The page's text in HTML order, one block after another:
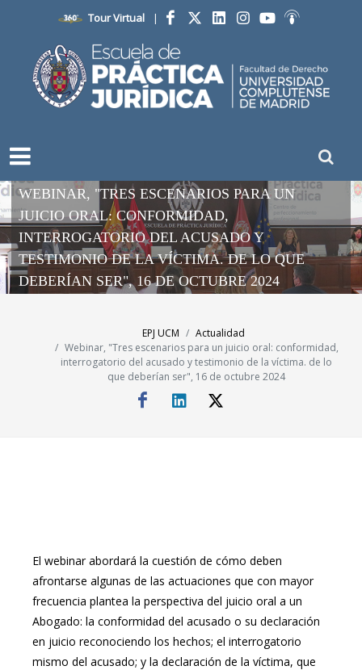
Tour Virtual |
Facebook
WEBINAR, "TRES ESCENARIOS PARA UN
JUICIO ORAL: CONFORMIDAD,
INTERROGATORIO DEL ACUSADO Y
TESTIMONIO DE LA VÍCTIMA. DE LO QUE
DEBERÍAN SER", 16 DE OCTUBRE 2024
EPJ UCM
Actualidad
Webinar, "Tres escenarios para un juicio oral: conformidad,
interrogatorio del acusado y testimonio de la víctima. de lo
que deberían ser", 16 de octubre 2024
El webinar abordará la cuestión de cómo deben
afrontarse algunas de las actuaciones que con mayor
frecuencia plantea la perspectiva del juicio oral a un
Abogado: la conformidad del acusado o su declaración
en juicio reconociendo los hechos; el interrogatorio
mismo del acusado; y la declaración de la víctima, que